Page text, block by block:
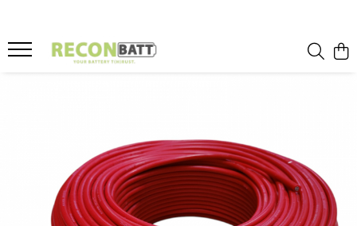
Produse
Baterie Utilaje Industriale
Baterie barca
Baterie rulota
Celule Li-ion